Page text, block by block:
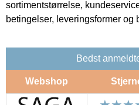
sortimentstørrelse,
betingelser, leveringsformer og
Bedst
Webshop